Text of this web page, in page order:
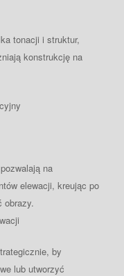
tonacji i struktur,
konstrukcję na
na
elewacji, kreując po
obrazy.
by
lub utworzyć